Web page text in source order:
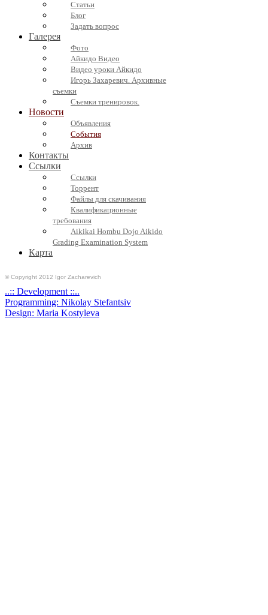
Статьи
Блог
Задать вопрос
Галерея
Фото
Айкидо Видео
Видео уроки Айкидо
Игорь Захаревич. Архивные
съемки
Съемки тренировок.
Новости
Объявления
События
Архив
Контакты
Ссылки
Ссылки
Торрент
Файлы для скачивания
Квалификационные
требования
Aikikai Hombu Dojo Aikido
Grading Examination System
Карта
© Copyright 2012 Igor Zacharevich
..:: Development ::..
Programming: Nikolay Stefantsiv
Design: Maria Kostyleva